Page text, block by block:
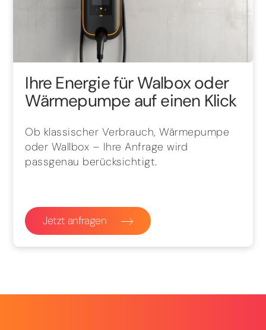
Ihre Energie für Walbox oder
Wärmepumpe auf einen Klick
Ob klassischer Verbrauch, Wärmepumpe
oder Wallbox – Ihre Anfrage wird
passgenau berücksichtigt.
Jetzt anfragen